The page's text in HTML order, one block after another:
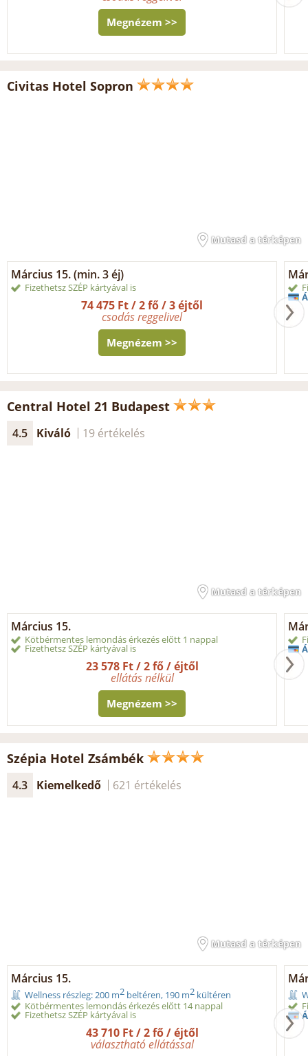
Megnézem >>
Civitas Hotel Sopron
Mutasd a térképen
Március 15. (min. 3 éj)
Fizethetsz SZÉP kártyával is
74 475 Ft / 2 fő / 3 éjtől
csodás reggelivel
Megnézem >>
Central Hotel 21 Budapest
4.5 Kiváló 19 értékelés
Mutasd a térképen
Március 15.
Kötbérmentes lemondás érkezés előtt 1 nappal
Fizethetsz SZÉP kártyával is
23 578 Ft / 2 fő / éjtől
ellátás nélkül
Megnézem >>
Szépia Hotel Zsámbék
4.3 Kiemelkedő 621 értékelés
Mutasd a térképen
Március 15.
Wellness részleg: 200 m2 beltéren, 190 m2 kültéren
Kötbérmentes lemondás érkezés előtt 14 nappal
Fizethetsz SZÉP kártyával is
43 710 Ft / 2 fő / éjtől
választható ellátással